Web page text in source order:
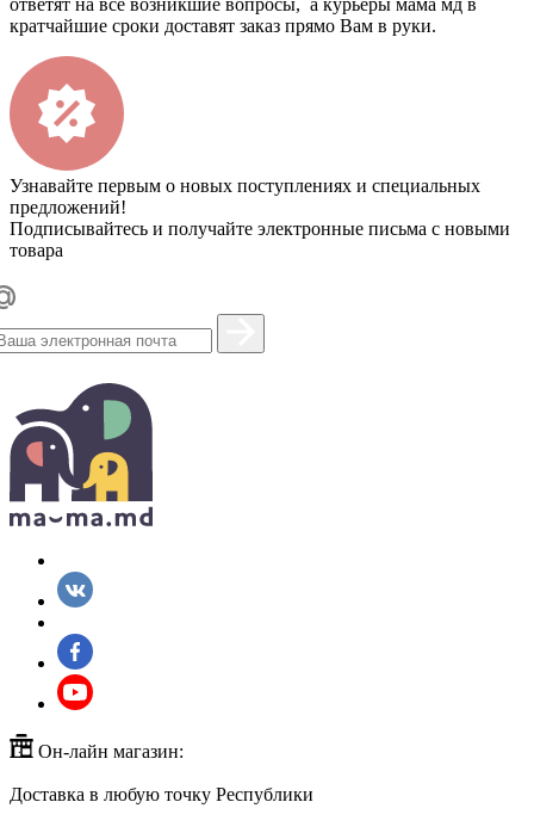
ответят на все возникшие вопросы, а курьеры мама мд в
кратчайшие сроки доставят заказ прямо Вам в руки.
Узнавайте первым о новых поступлениях и специальных
предложений!
Подписывайтесь и получайте электронные письма с новыми
товара
Он-лайн магазин:
Доставка в любую точку Республики